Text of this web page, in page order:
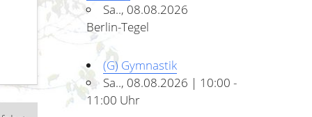
Sa.., 08.08.2026
Berlin-Tegel
(G) Gymnastik
Sa.., 08.08.2026 | 10:00 -
11:00 Uhr